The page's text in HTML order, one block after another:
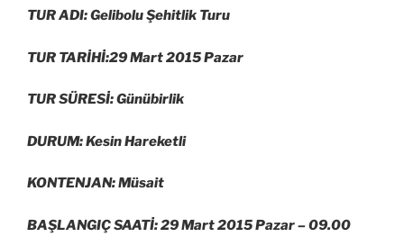
TUR ADI: Gelibolu Şehitlik Turu
TUR TARİHİ:29 Mart 2015 Pazar
TUR SÜRESİ: Günübirlik
DURUM: Kesin Hareketli
KONTENJAN: Müsait
BAŞLANGIÇ SAATİ: 29 Mart 2015 Pazar –09.00